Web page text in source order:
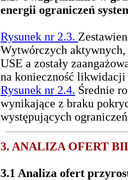
energii ograniczeń
Rysunek nr 2.3.
Wytwórczych aktywnych,
USE a zostały
na konieczność likwidacji
Rysunek nr 2.4. Średnie
wynikające z braku
występujących
3. ANALIZA OFERT
3.1 Analiza ofert